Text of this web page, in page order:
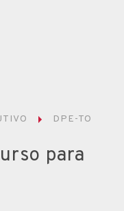
DPE-TO
para